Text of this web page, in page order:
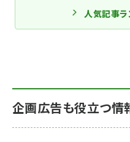
人気記事ラ
企画広告も役立つ情